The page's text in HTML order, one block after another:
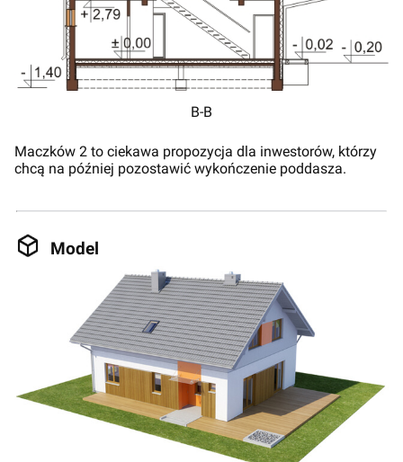
B-B
Maczków 2 to ciekawa propozycja dla inwestorów, którzy
chcą na później pozostawić wykończenie poddasza.
Model